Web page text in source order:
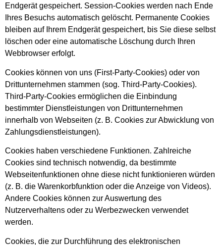
Endgerät gespeichert. Session-Cookies werden nach Ende
Ihres Besuchs automatisch gelöscht. Permanente Cookies
bleiben auf Ihrem Endgerät gespeichert, bis Sie diese selbst
löschen oder eine automatische Löschung durch Ihren
Webbrowser erfolgt.
Cookies können von uns (First-Party-Cookies) oder von
Drittunternehmen stammen (sog. Third-Party-Cookies).
Third-Party-Cookies ermöglichen die Einbindung
bestimmter Dienstleistungen von Drittunternehmen
innerhalb von Webseiten (z. B. Cookies zur Abwicklung von
Zahlungsdienstleistungen).
Cookies haben verschiedene Funktionen. Zahlreiche
Cookies sind technisch notwendig, da bestimmte
Webseitenfunktionen ohne diese nicht funktionieren würden
(z. B. die Warenkorbfunktion oder die Anzeige von Videos).
Andere Cookies können zur Auswertung des
Nutzerverhaltens oder zu Werbezwecken verwendet
werden.
Cookies, die zur Durchführung des elektronischen